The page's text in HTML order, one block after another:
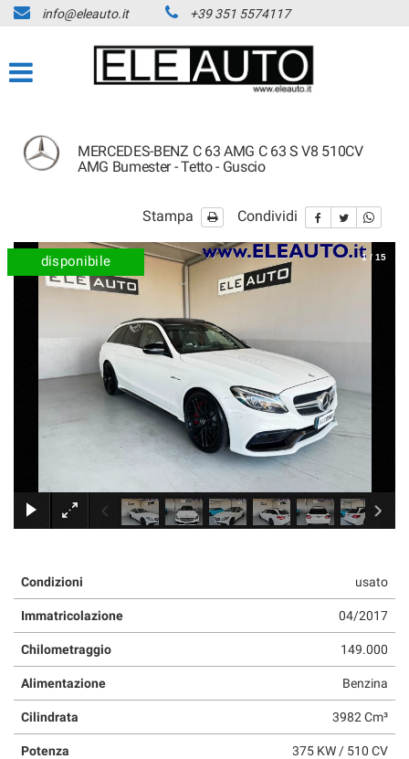
info@eleauto.it +39 351 5574117
MERCEDES-BENZ C 63 AMG C 63 S V8 510CV
AMG Bumester - Tetto - Guscio
Stampa Condividi
disponibile
×
1 / 15
Condizioni usato
Immatricolazione 04/2017
Chilometraggio 149.000
Alimentazione Benzina
Cilindrata 3982 Cm³
Potenza 375 KW / 510 CV